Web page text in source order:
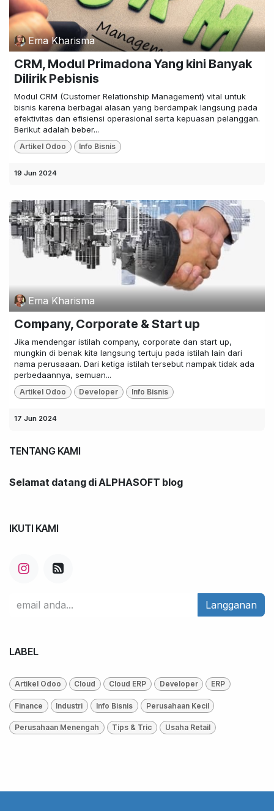
Ema Kharisma
CRM, Modul Primadona Yang kini Banyak
Dilirik Pebisnis
Modul CRM (Customer Relationship Management) vital untuk
bisnis karena berbagai alasan yang berdampak langsung pada
efektivitas dan efisiensi operasional serta kepuasan pelanggan.
Berikut adalah beber...
Artikel Odoo Info Bisnis
19 Jun 2024
Ema Kharisma
Company, Corporate & Start up
Jika mendengar istilah company, corporate dan start up,
mungkin di benak kita langsung tertuju pada istilah lain dari
nama perusaaan. Dari ketiga istilah tersebut nampak tidak ada
perbedaannya, semuan...
Artikel Odoo Developer Info Bisnis
17 Jun 2024
TENTANG KAMI
Selamat datang di ALPHASOFT blog
IKUTI KAMI
Langganan
LABEL
Artikel Odoo Cloud Cloud ERP Developer ERP
Finance Industri Info Bisnis Perusahaan Kecil
Perusahaan Menengah Tips & Tric Usaha Retail